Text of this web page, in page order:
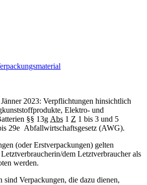
2023: Verpflichtungen hinsichtlich
Elektro- und
§§ 13g Abs 1 Z 1 bis 3 und 5
29e Abfallwirtschaftsgesetz (AWG).
(oder Erstverpackungen) gelten
dem Letztverbraucher als
werden.
sind Verpackungen, die dazu dienen,